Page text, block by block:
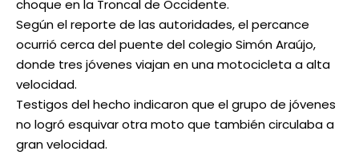
choque en la Troncal de Occidente.
Según el reporte de las autoridades, el percance
ocurrió cerca del puente del colegio Simón Araújo,
donde tres jóvenes viajan en una motocicleta a alta
velocidad.
Testigos del hecho indicaron que el grupo de jóvenes
no logró esquivar otra moto que también circulaba a
gran velocidad.